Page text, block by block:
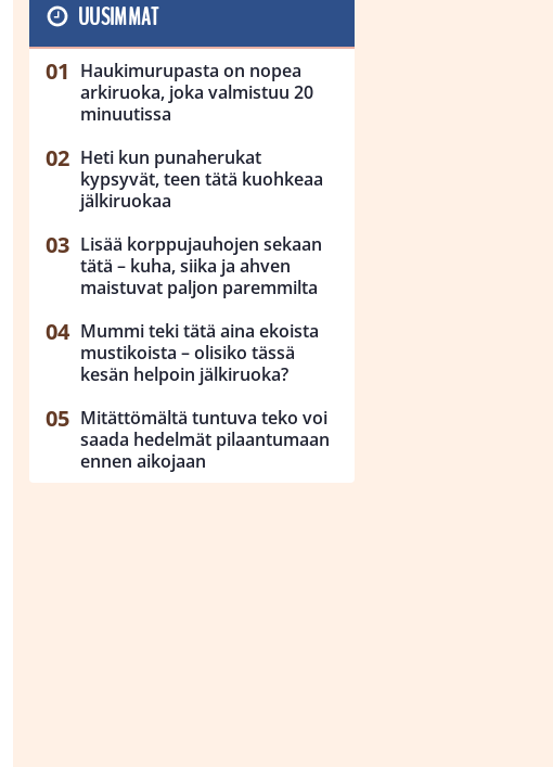
UUSIMMAT
Haukimurupasta on nopea
arkiruoka, joka valmistuu 20
minuutissa
Heti kun punaherukat
kypsyvät, teen tätä kuohkeaa
jälkiruokaa
Lisää korppujauhojen sekaan
tätä – kuha, siika ja ahven
maistuvat paljon paremmilta
Mummi teki tätä aina ekoista
mustikoista – olisiko tässä
kesän helpoin jälkiruoka?
Mitättömältä tuntuva teko voi
saada hedelmät pilaantumaan
ennen aikojaan